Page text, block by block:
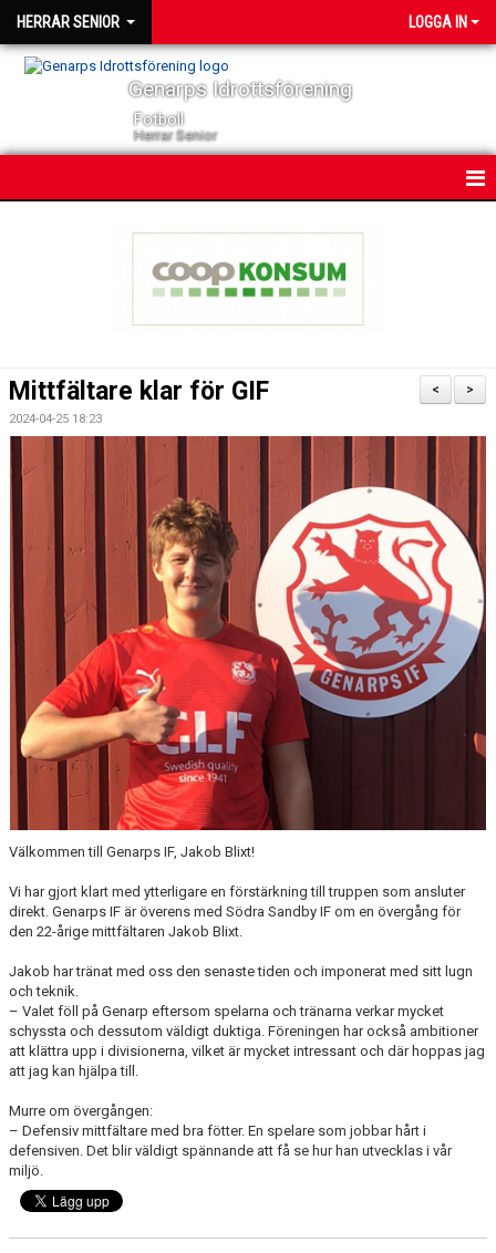
HERRAR SENIOR LOGGA IN
Genarps Idrottsförening
Fotboll
Herrar Senior
TRUPPEN
EKEVALLEN IP
DOKUMENT
STATISTIK
ÅRSKORT A-LAG 2026
>
<
Mittfältare klar för GIF
2024-04-25 18:23
Välkommen till Genarps IF, Jakob Blixt!
Vi har gjort klart med ytterligare en förstärkning till truppen som ansluter
direkt. Genarps IF är överens med Södra Sandby IF om en övergång för
den 22-årige mittfältaren Jakob Blixt.
Jakob har tränat med oss den senaste tiden och imponerat med sitt lugn
och teknik.
– Valet föll på Genarp eftersom spelarna och tränarna verkar mycket
schyssta och dessutom väldigt duktiga. Föreningen har också ambitioner
att klättra upp i divisionerna, vilket är mycket intressant och där hoppas jag
att jag kan hjälpa till.
Murre om övergången:
– Defensiv mittfältare med bra fötter. En spelare som jobbar hårt i
defensiven. Det blir väldigt spännande att få se hur han utvecklas i vår
miljö.